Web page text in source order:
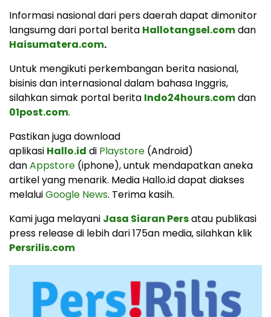
Informasi nasional dari pers daerah dapat dimonitor
langsumg dari portal berita Hallotangsel.comdan
Haisumatera.com.
Untuk mengikuti perkembangan berita nasional,
bisinis dan internasional dalam bahasa Inggris,
silahkan simak portal berita Indo24hours.comdan
01post.com.
Pastikan juga download
aplikasi Hallo.id di Playstore (Android)
danAppstore (iphone), untuk mendapatkan aneka
artikel yang menarik. Media Hallo.id dapat diakses
melaluiGoogle News. Terima kasih.
Kami juga melayani Jasa Siaran Persatau publikasi
press release di lebih dari 175an media, silahkan klik
Persrilis.com